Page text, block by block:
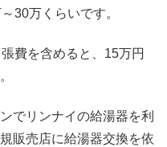
30万くらいです。
費を含めると、15万円
でリンナイの給湯器を利
販売店に給湯器交換を依